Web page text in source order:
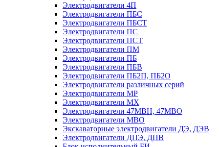
Электродвигатели 4П
Электродвигатели ПБС
Электродвигатели ПБСТ
Электродвигатели ПС
Электродвигатели ПСТ
Электродвигатели ПМ
Электродвигатели ПБ
Электродвигатели ПБВ
Электродвигатели ПБ2П, ПБ2О
Электродвигатели различных серий
Электродвигатели МР
Электродвигатели MX
Электродвигатели 47MBH, 47МВО
Электродвигатели MBO
Экскаваторные электродвигатели ДЭ, ДЭВ
Электродвигатели ДПЭ, ДПВ